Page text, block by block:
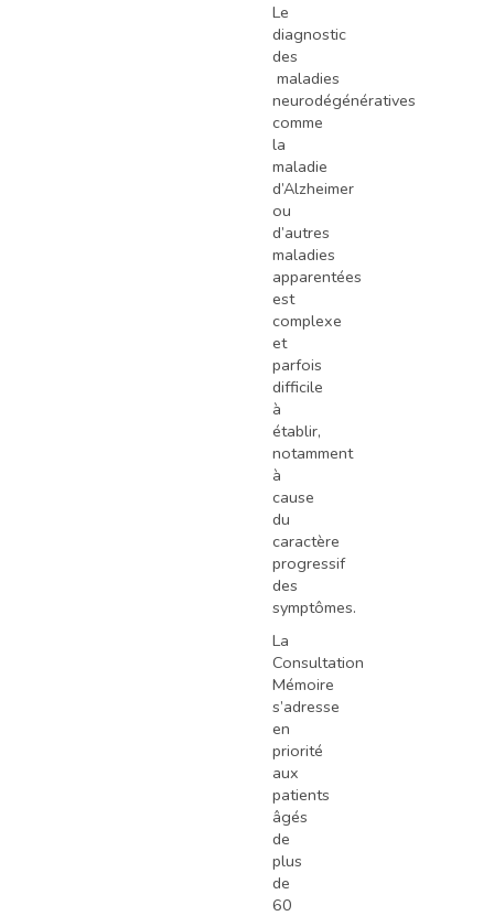
Le
diagnostic
des
maladies
neurodégénératives
comme
la
maladie
d’Alzheimer
ou
d’autres
maladies
apparentées
est
complexe
et
parfois
difficile
à
établir,
notamment
à
cause
du
caractère
progressif
des
symptômes.
La
Consultation
Mémoire
s’adresse
en
priorité
aux
patients
âgés
de
plus
de
60